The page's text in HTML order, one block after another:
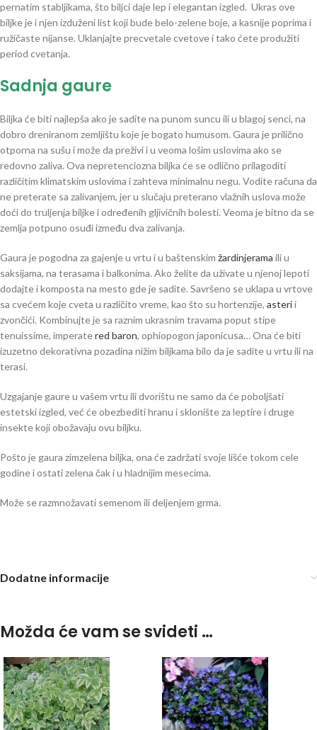
pernatim stabljikama, što biljci daje lep i elegantan izgled. Ukras ove
biljke je i njen izduženi list koji bude belo-zelene boje, a kasnije poprima i
ružičaste nijanse. Uklanjajte precvetale cvetove i tako ćete produžiti
period cvetanja.
Sadnja gaure
Biljka će biti najlepša ako je sadite na punom suncu ili u blagoj senci, na
dobro dreniranom zemljištu koje je bogato humusom. Gaura je prilično
otporna na sušu i može da preživi i u veoma lošim uslovima ako se
redovno zaliva. Ova nepretenciozna biljka će se odlično prilagoditi
različitim klimatskim uslovima i zahteva minimalnu negu. Vodite računa da
ne preterate sa zalivanjem, jer u slučaju preterano vlažnih uslova može
doći do truljenja biljke i određenih gljivičnih bolesti. Veoma je bitno da se
zemlja potpuno osuđi između dva zalivanja.
Gaura je pogodna za gajenje u vrtu i u baštenskim žardinjerama ili u
saksijama, na terasama i balkonima. Ako želite da uživate u njenoj lepoti
dodajte i komposta na mesto gde je sadite. Savršeno se uklapa u vrtove
sa cvećem koje cveta u različito vreme, kao što su hortenzije, asterii
zvončići. Kombinujte je sa raznim ukrasnim travama poput stipe
tenuissime, imperatered baron, ophiopogon japonicusa… Ona će biti
izuzetno dekorativna pozadina nižim biljkama bilo da je sadite u vrtu ili na
terasi.
Uzgajanje gaure u vašem vrtu ili dvorištu ne samo da će poboljšati
estetski izgled, već će obezbediti hranu i sklonište za leptire i druge
insekte koji obožavaju ovu biljku.
Pošto je gaura zimzelena biljka, ona će zadržati svoje lišće tokom cele
godine i ostati zelena čak i u hladnijim mesecima.
Može se razmnožavati semenom ili deljenjem grma.
Dodatne informacije
Možda će vam se svideti …